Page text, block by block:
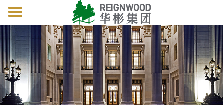
Toggle
navigation